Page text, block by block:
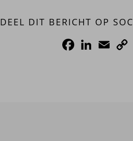
DEEL DIT BERICHT OP
FacebookLinkedIn
Email